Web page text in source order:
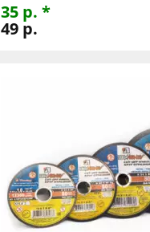
35 р. *
49 р.